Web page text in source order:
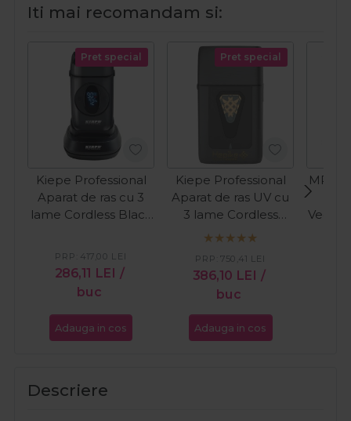
Iti mai recomandam si:
Pret special
Kiepe Professional
Aparat de ras cu 3
lame Cordless Black
286,11 LEI /
buc
PRP: 417,00 LEI
Adauga in cos
Pret special
Kiepe Professional
Aparat de ras UV cu
3 lame Cordless
Hepike Vector 6362
386,10 LEI /
buc
PRP:750,41 LEI
Adauga in cos
MRD
Vector
Descriere